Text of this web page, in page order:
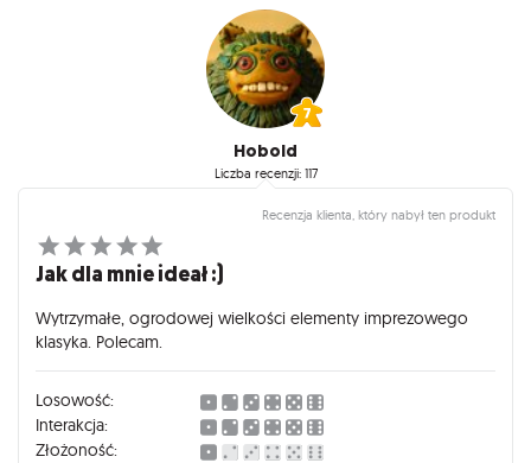
Hobold
Liczba recenzji: 117
Recenzja klienta, który nabył ten produkt
Jak dla mnie ideał :)
Wytrzymałe, ogrodowej wielkości elementy imprezowego
klasyka. Polecam.
Losowość:
Interakcja:
Złożoność: